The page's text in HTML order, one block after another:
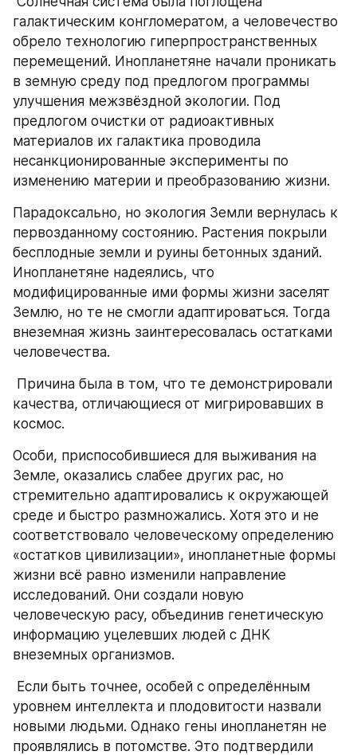
галактическим конгломератом, а человечество
обрело технологию гиперпространственных
перемещений. Инопланетяне начали проникать
в земную среду под предлогом программы
улучшения межзвёздной экологии. Под
предлогом очистки от радиоактивных
материалов их галактика проводила
несанкционированные эксперименты по
изменению материи и преобразованию жизни.
Парадоксально, но экология Земли вернулась к
первозданному состоянию. Растения покрыли
бесплодные земли и руины бетонных зданий.
Инопланетяне надеялись, что
модифицированные ими формы жизни заселят
Землю, но те не смогли адаптироваться. Тогда
внеземная жизнь заинтересовалась остатками
человечества.
качества, отличающиеся от мигрировавших в
космос.
Особи, приспособившиеся для выживания на
Земле, оказались слабее других рас, но
стремительно адаптировались к окружающей
среде и быстро размножались. Хотя это и не
соответствовало человеческому определению
«остатков цивилизации», инопланетные формы
жизни всё равно изменили направление
исследований. Они создали новую
человеческую расу, объединив генетическую
информацию уцелевших людей с ДНК
внеземных организмов.
уровнем интеллекта и плодовитости назвали
новыми людьми. Однако гены инопланетян не
проявлялись в потомстве. Это подтвердили